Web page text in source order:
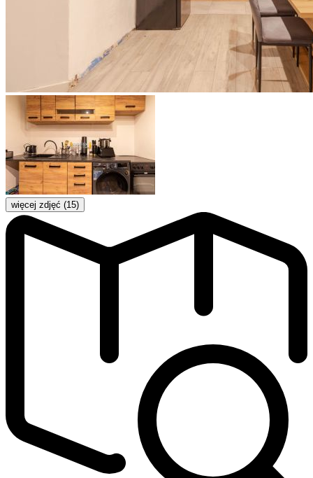
więcej zdjęć (15)